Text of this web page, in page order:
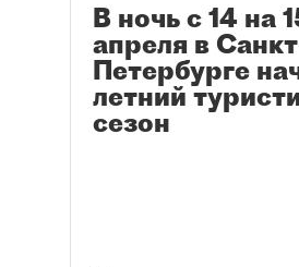
В ночь с 14 на
апреля в
Петербурге
летний
сезон